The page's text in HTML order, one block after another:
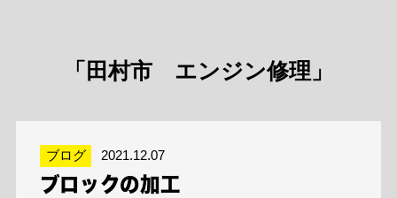
「田村市 エンジン修理」
ブログ 2021.12.07
ブロックの加工